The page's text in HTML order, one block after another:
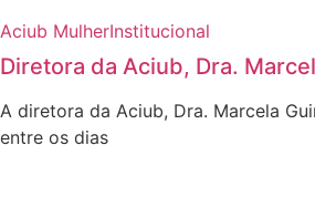
Aciub MulherInstitucional
Diretora da Aciub, Dra.
A diretora da Aciub, Dra. Marcela
entre os dias